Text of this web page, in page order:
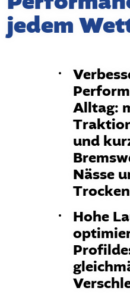
jedem
Alltag:
und
Nässe
Hohe